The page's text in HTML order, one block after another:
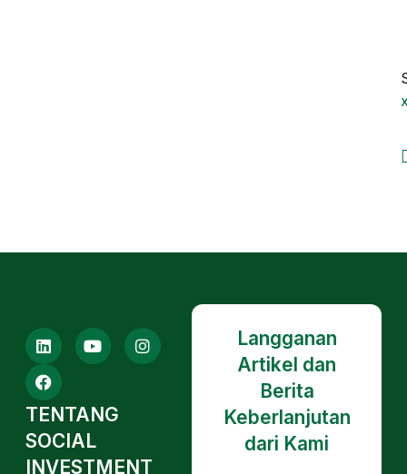
TENTANG
SOCIAL
INVESTMENT
Langganan
Artikel dan
Berita
Keberlanjutan
dari Kami